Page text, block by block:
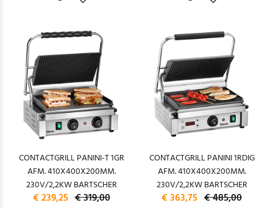
CONTACTGRILL PANINI-T 1GR
AFM. 410X400X200MM.
230V/2,2KW BARTSCHER
€ 239,25 € 319,00
CONTACTGRILL PANINI 1RDIG
AFM. 410X400X200MM.
230V/2,2KW BARTSCHER
€ 363,75 € 485,00